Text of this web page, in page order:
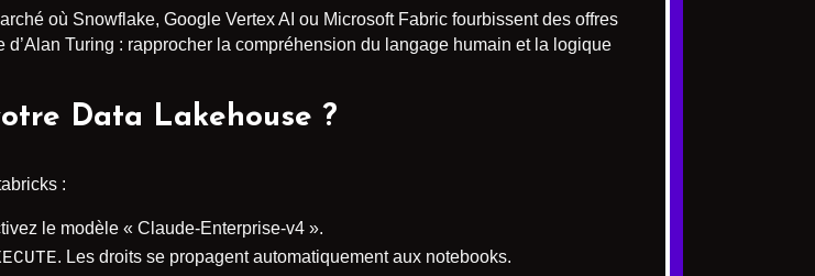
où Snowflake, Google Vertex AI ou Microsoft Fabric fourbissent des offres
Turing : rapprocher la compréhension du langage humain et la logique
Data Lakehouse ?
:
le modèle « Claude-Enterprise-v4 ».
. Les droits se propagent automatiquement aux notebooks.